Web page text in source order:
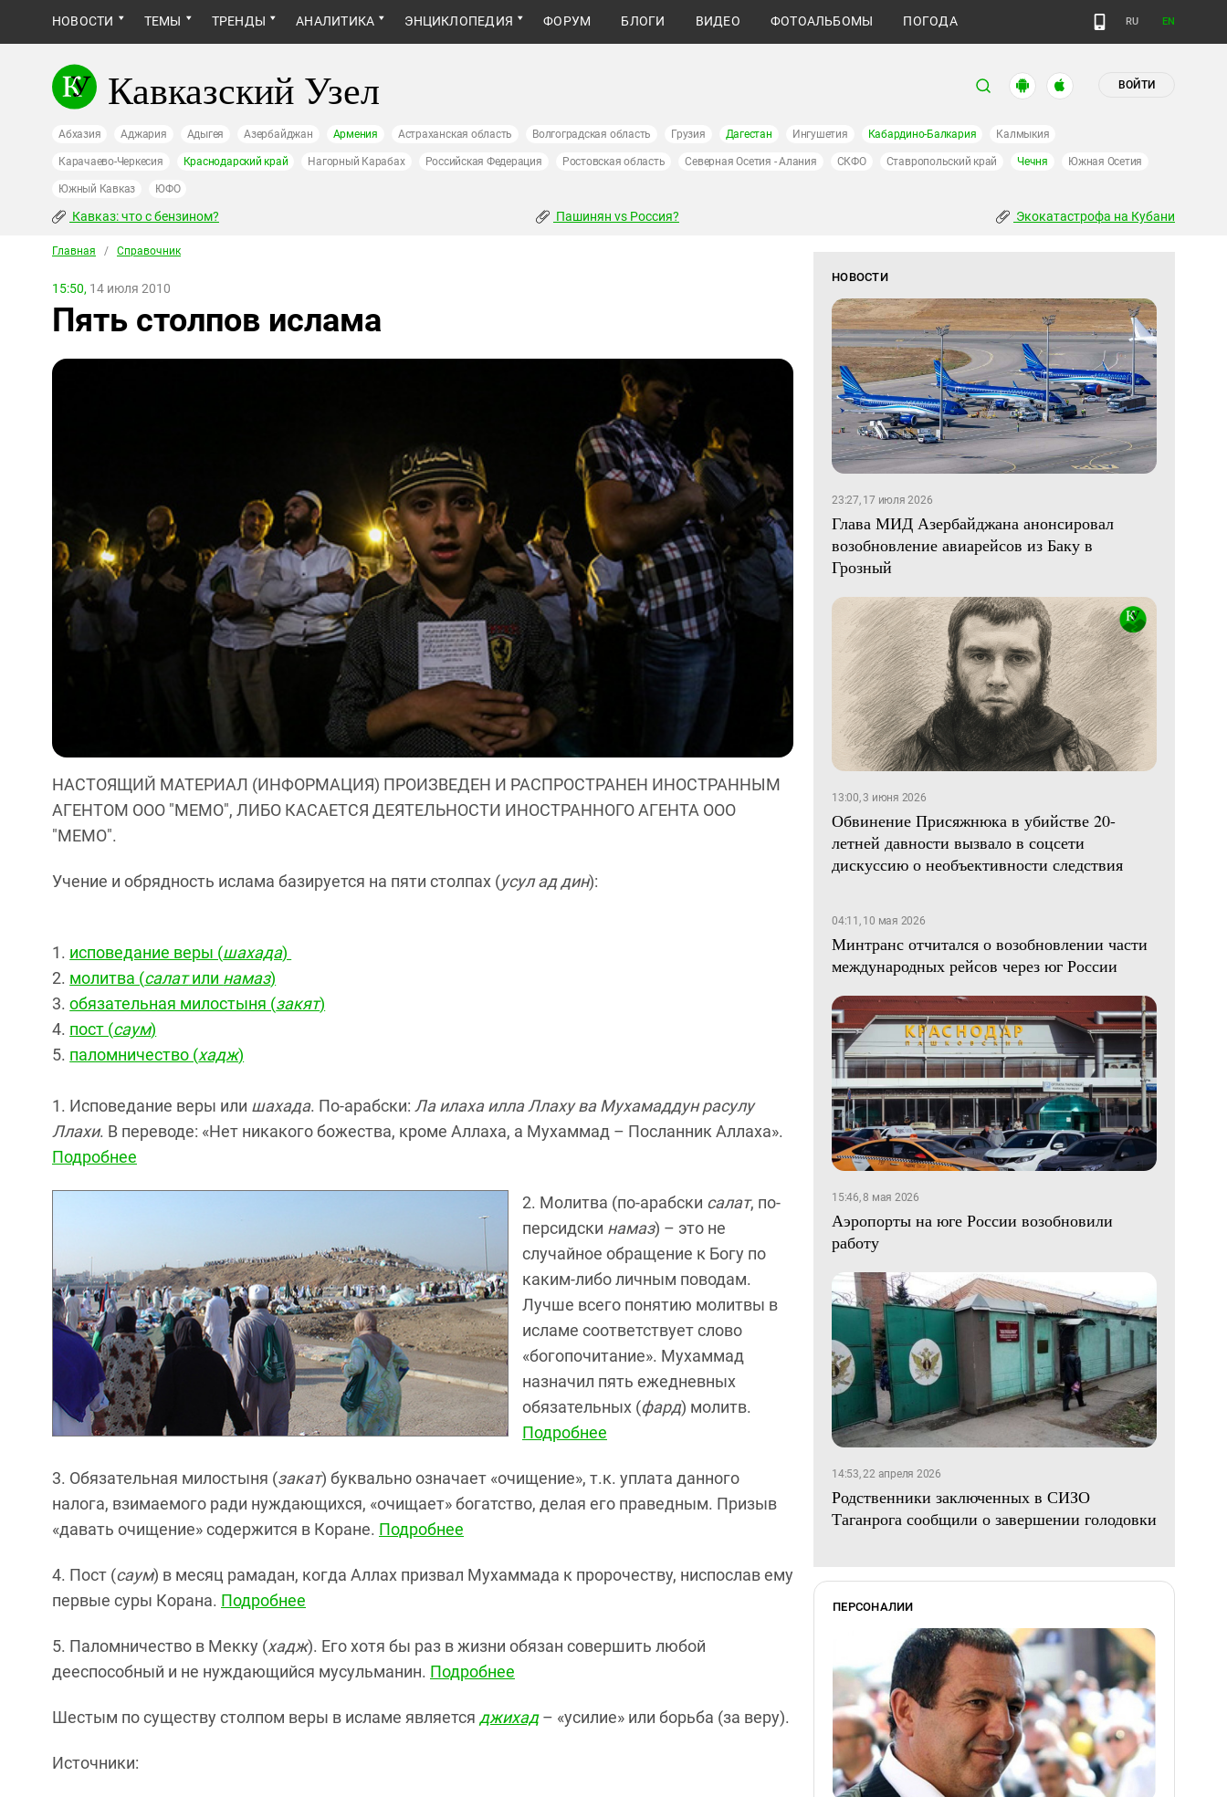
НОВОСТИ ТЕМЫ ТРЕНДЫ АНАЛИТИКА ЭНЦИКЛОПЕДИЯ ФОРУМ БЛОГИ ВИДЕО ФОТОАЛЬБОМЫ ПОГОДА RU EN
Кавказский Узел ВОЙТИ
Абхазия Аджария Адыгея Азербайджан Армения Астраханская область Волгоградская область Грузия Дагестан Ингушетия Кабардино-Балкария Калмыкия
Карачаево-Черкесия Краснодарский край Нагорный Карабах Российская Федерация Ростовская область Северная Осетия - Алания СКФО Ставропольский край Чечня Южная Осетия
Южный Кавказ ЮФО
Кавказ: что с бензином? Пашинян vs Россия? Экокатастрофа на Кубани
Главная / Справочник
15:50, 14 июля 2010
Пять столпов ислама
НАСТОЯЩИЙ МАТЕРИАЛ (ИНФОРМАЦИЯ) ПРОИЗВЕДЕН И РАСПРОСТРАНЕН ИНОСТРАННЫМ
АГЕНТОМ ООО "МЕМО", ЛИБО КАСАЕТСЯ ДЕЯТЕЛЬНОСТИ ИНОСТРАННОГО АГЕНТА ООО
"МЕМО".
Учение и обрядность ислама базируется на пяти столпах (усул ад дин):
исповедание веры (шахада)
молитва (салатили намаз)
обязательная милостыня (закят)
пост (саум)
паломничество (хадж)
1. Исповедание веры или шахада. По-арабски: Ла илаха илла Ллаху ва Мухамаддун расулу
Ллахи. В переводе: «Нет никакого божества, кроме Аллаха, а Мухаммад – Посланник Аллаха».
Подробнее
2. Молитва (по-арабски салат, по-
персидски намаз) – это не
случайное обращение к Богу по
каким-либо личным поводам.
Лучше всего понятию молитвы в
исламе соответствует слово
«богопочитание». Мухаммад
назначил пять ежедневных
обязательных (фард) молитв.
Подробнее
3. Обязательная милостыня (закат) буквально означает «очищение», т.к. уплата данного
налога, взимаемого ради нуждающихся, «очищает» богатство, делая его праведным. Призыв
«давать очищение» содержится в Коране. Подробнее
4. Пост (саум) в месяц рамадан, когда Аллах призвал Мухаммада к пророчеству, ниспослав ему
первые суры Корана. Подробнее
5. Паломничество в Мекку (хадж). Его хотя бы раз в жизни обязан совершить любой
дееспособный и не нуждающийся мусульманин. Подробнее
Шестым по существу столпом веры в исламе является джихад– «усилие» или борьба (за веру).
Источники:
НОВОСТИ
23:27, 17 июля 2026
Глава МИД Азербайджана анонсировал
возобновление авиарейсов из Баку в
Грозный
13:00, 3 июня 2026
Обвинение Присяжнюка в убийстве 20-
летней давности вызвало в соцсети
дискуссию о необъективности следствия
04:11, 10 мая 2026
Минтранс отчитался о возобновлении части
международных рейсов через юг России
15:46, 8 мая 2026
Аэропорты на юге России возобновили
работу
14:53, 22 апреля 2026
Родственники заключенных в СИЗО
Таганрога сообщили о завершении голодовки
ПЕРСОНАЛИИ